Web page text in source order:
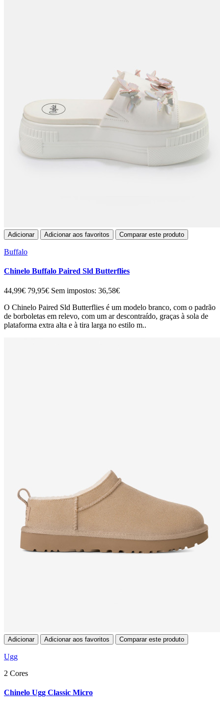
Adicionar Adicionar aos favoritos Comparar este produto
Buffalo
Chinelo Buffalo Paired Sld Butterflies
44,99€ 79,95€ Sem impostos: 36,58€
O Chinelo Paired Sld Butterflies é um modelo branco, com o padrão
de borboletas em relevo, com um ar descontraído, graças à sola de
plataforma extra alta e à tira larga no estilo m..
Adicionar Adicionar aos favoritos Comparar este produto
Ugg
2 Cores
Chinelo Ugg Classic Micro